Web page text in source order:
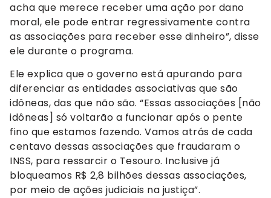
acha que merece receber uma ação por dano
moral, ele pode entrar regressivamente contra
as associações para receber esse dinheiro”, disse
ele durante o programa.
Ele explica que o governo está apurando para
diferenciar as entidades associativas que são
idôneas, das que não são. “Essas associações [não
idôneas] só voltarão a funcionar após o pente
fino que estamos fazendo. Vamos atrás de cada
centavo dessas associações que fraudaram o
INSS, para ressarcir o Tesouro. Inclusive já
bloqueamos R$ 2,8 bilhões dessas associações,
por meio de ações judiciais na justiça”.